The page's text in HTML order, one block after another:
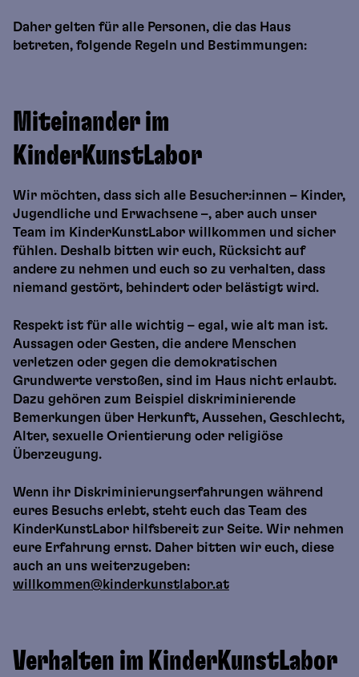
Daher gelten für alle Personen, die das Haus
betreten, folgende Regeln und Bestimmungen:
Miteinander im
KinderKunstLabor
Wir möchten, dass sich alle Besucher:innen – Kinder,
Jugendliche und Erwachsene –, aber auch unser
Team im KinderKunstLabor willkommen und sicher
fühlen. Deshalb bitten wir euch, Rücksicht auf
andere zu nehmen und euch so zu verhalten, dass
niemand gestört, behindert oder belästigt wird.
Respekt ist für alle wichtig – egal, wie alt man ist.
Aussagen oder Gesten, die andere Menschen
verletzen oder gegen die demokratischen
Grundwerte verstoßen, sind im Haus nicht erlaubt.
Dazu gehören zum Beispiel diskriminierende
Bemerkungen über Herkunft, Aussehen, Geschlecht,
Alter, sexuelle Orientierung oder religiöse
Überzeugung.
Wenn ihr Diskriminierungserfahrungen während
eures Besuchs erlebt, steht euch das Team des
KinderKunstLabor hilfsbereit zur Seite. Wir nehmen
eure Erfahrung ernst. Daher bitten wir euch, diese
auch an uns weiterzugeben:
willkommen@kinderkunstlabor.at
Verhalten im KinderKunstLabor